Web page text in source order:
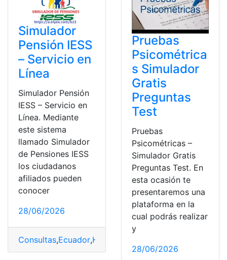
Simulador
Pensión IESS
– Servicio en
Línea
Simulador Pensión
IESS – Servicio en
Línea. Mediante
este sistema
llamado Simulador
de Pensiones IESS
los ciudadanos
afiliados pueden
conocer
28/06/2026
Consultas,Ecuador,Herramientas Ecuador
Pruebas
Psicométrica
s Simulador
Gratis
Preguntas
Test
Pruebas
Psicométricas –
Simulador Gratis
Preguntas Test. En
esta ocasión te
presentaremos una
plataforma en la
cual podrás realizar
y
28/06/2026